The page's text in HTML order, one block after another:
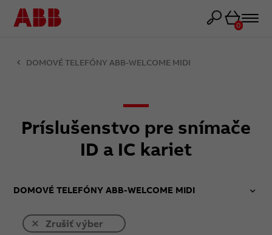
Košík
0
DOMOVÉ TELEFÓNY ABB-WELCOME MIDI
Príslušenstvo pre snímače
ID a IC kariet
DOMOVÉ TELEFÓNY ABB-WELCOME MIDI
Zrušiť výber